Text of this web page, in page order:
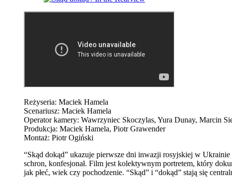
Reżyseria: Maciek Hamela
Scenariusz: Maciek Hamela
Operator kamery: Wawrzyniec Skoczylas, Yura Dunay, Marcin
Produkcja: Maciek Hamela, Piotr Grawender
Montaż: Piotr Ogiński
“Skąd dokąd” ukazuje pierwsze dni inwazji rosyjskiej w
schron, konfesjonał. Film jest kolektywnym portretem, który
jak płeć, wiek czy pochodzenie. “Skąd” i “dokąd” stają się